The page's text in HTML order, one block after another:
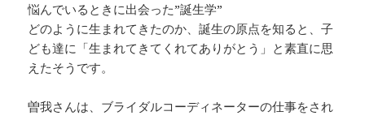
悩んでいるときに出会った”誕生学”
どのように生まれてきたのか、誕生の原点を知ると、子
ども達に「生まれてきてくれてありがとう」と素直に思
えたそうです。
曽我さんは、ブライダルコーディネーターの仕事をされ